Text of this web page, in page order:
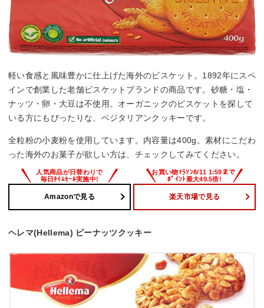
軽い食感と風味豊かに仕上げた海外のビスケット。1892年にスペ
インで創業した老舗ビスケットブランドの商品です。砂糖・塩・
ナッツ・卵・大豆は不使用。オーガニックのビスケットを探して
いる方にもぴったりな、ベジタリアンクッキーです。
全粒粉の小麦粉を使用しています。内容量は400g。素材にこだわ
った海外のお菓子が欲しい方は、チェックしてみてください。
Amazonで見る 楽天市場で見る
ヘレマ(Hellema) ピーナッツクッキー